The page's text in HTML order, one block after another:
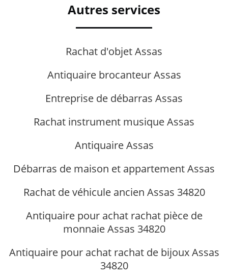
Autres services
Rachat d'objet Assas
Antiquaire brocanteur Assas
Entreprise de débarras Assas
Rachat instrument musique Assas
Antiquaire Assas
Débarras de maison et appartement Assas
Rachat de véhicule ancien Assas 34820
Antiquaire pour achat rachat pièce de
monnaie Assas 34820
Antiquaire pour achat rachat de bijoux Assas
34820